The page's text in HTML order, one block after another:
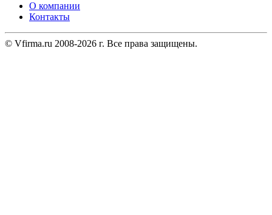
О компании
Контакты
© Vfirma.ru 2008-2026 г. Все права защищены.